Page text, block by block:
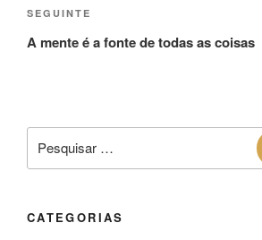
SEGUINTE
A mente é a fonte de todas as coisas
CATEGORIAS